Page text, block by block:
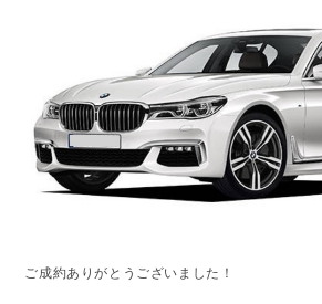
ご成約ありがとうございました！